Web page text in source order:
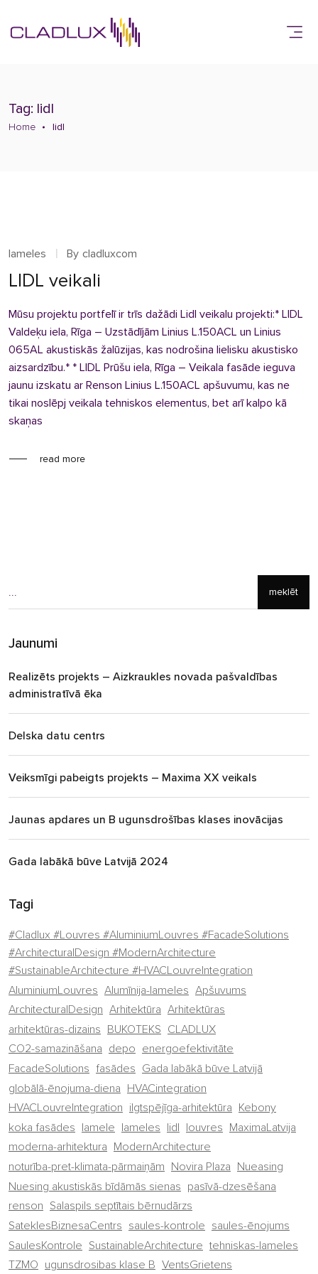
Tag: lidl
Home lidl
lameles By cladluxcom
LIDL veikali
Mūsu projektu portfelī ir trīs dažādi Lidl veikalu projekti:* LIDL
Valdeķu iela, Rīga – Uzstādījām Linius L.150ACL un Linius
065AL akustiskās žalūzijas, kas nodrošina lielisku akustisko
aizsardzību.* * LIDL Prūšu iela, Rīga – Veikala fasāde ieguva
jaunu izskatu ar Renson Linius L.150ACL apšuvumu, kas ne
tikai noslēpj veikala tehniskos elementus, bet arī kalpo kā
skaņas
read more
meklēt
Jaunumi
Realizēts projekts – Aizkraukles novada pašvaldības
administratīvā ēka
Delska datu centrs
Veiksmīgi pabeigts projekts – Maxima XX veikals
Jaunas apdares un B ugunsdrošības klases inovācijas
Gada labākā būve Latvijā 2024
Tagi
#Cladlux #Louvres #AluminiumLouvres #FacadeSolutions
#ArchitecturalDesign #ModernArchitecture
#SustainableArchitecture #HVACLouvreIntegration
AluminiumLouvres Alumīnija-lameles Apšuvums
ArchitecturalDesign Arhitektūra Arhitektūras
arhitektūras-dizains BUKOTEKS CLADLUX
CO2-samazināšana depo energoefektivitāte
FacadeSolutions fasādes Gada labākā būve Latvijā
globālā-ēnojuma-diena HVACintegration
HVACLouvreIntegration ilgtspējīga-arhitektūra Kebony
koka fasādes lamele lameles lidl louvres MaximaLatvija
moderna-arhitektura ModernArchitecture
noturība-pret-klimata-pārmaiņām Novira Plaza Nueasing
Nuesing akustiskās bīdāmās sienas pasīvā-dzesēšana
renson Salaspils septītais bērnudārzs
SateklesBiznesaCentrs saules-kontrole saules-ēnojums
SaulesKontrole SustainableArchitecture tehniskas-lameles
TZMO ugunsdrosibas klase B VentsGrietens